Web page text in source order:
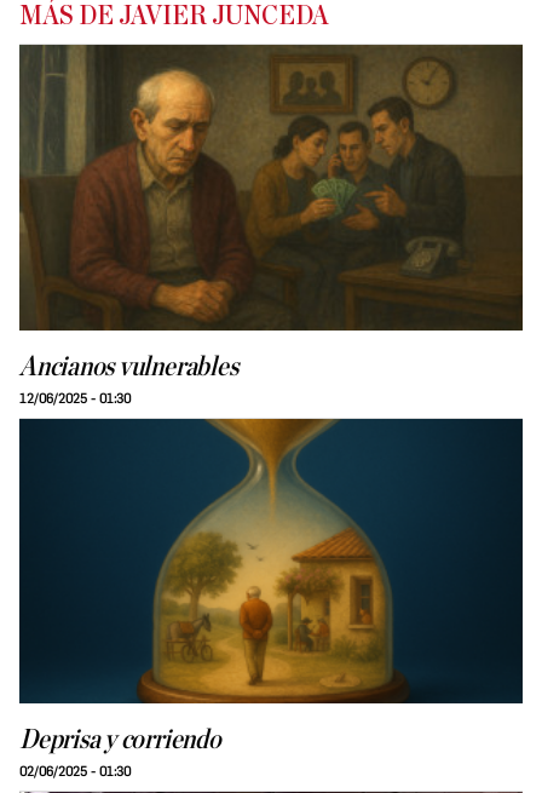
MÁS DE JAVIER JUNCEDA
Ancianos vulnerables
12/06/2025 - 01:30
Deprisa y corriendo
02/06/2025 - 01:30